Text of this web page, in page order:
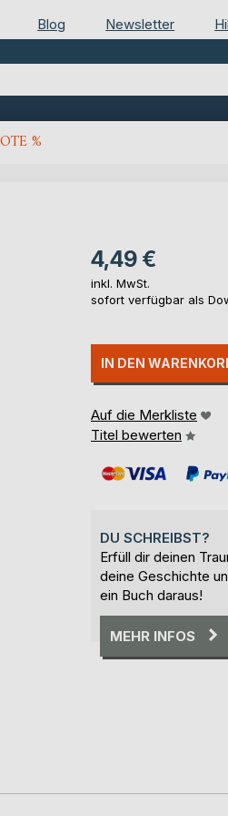
Blog Newsletter
%
4,49 €
inkl. MwSt.
sofort verfügbar als
IN DEN
Auf die Merkliste
Titel bewerten
DU SCHREIBST?
Erfüll dir deinen
deine Geschichte
ein Buch daraus!
MEHR INFOS